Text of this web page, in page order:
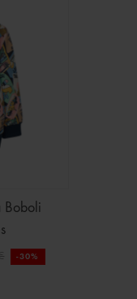
Boboli
-30%